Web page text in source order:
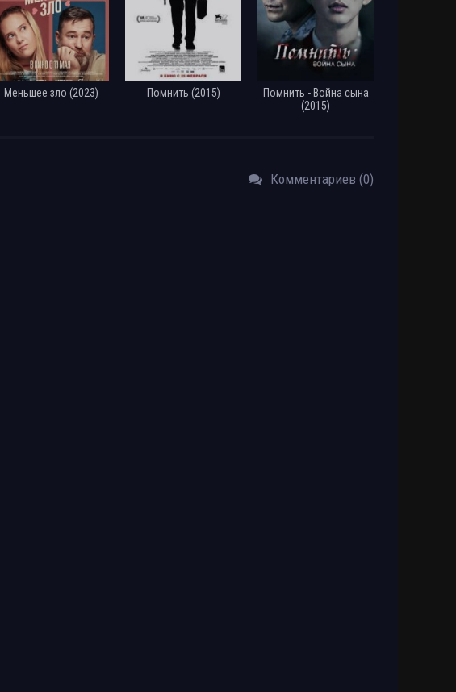
Меньшее зло (2023) Помнить (2015)
Помнить - Война сына
(2015)
Комментариев (0)